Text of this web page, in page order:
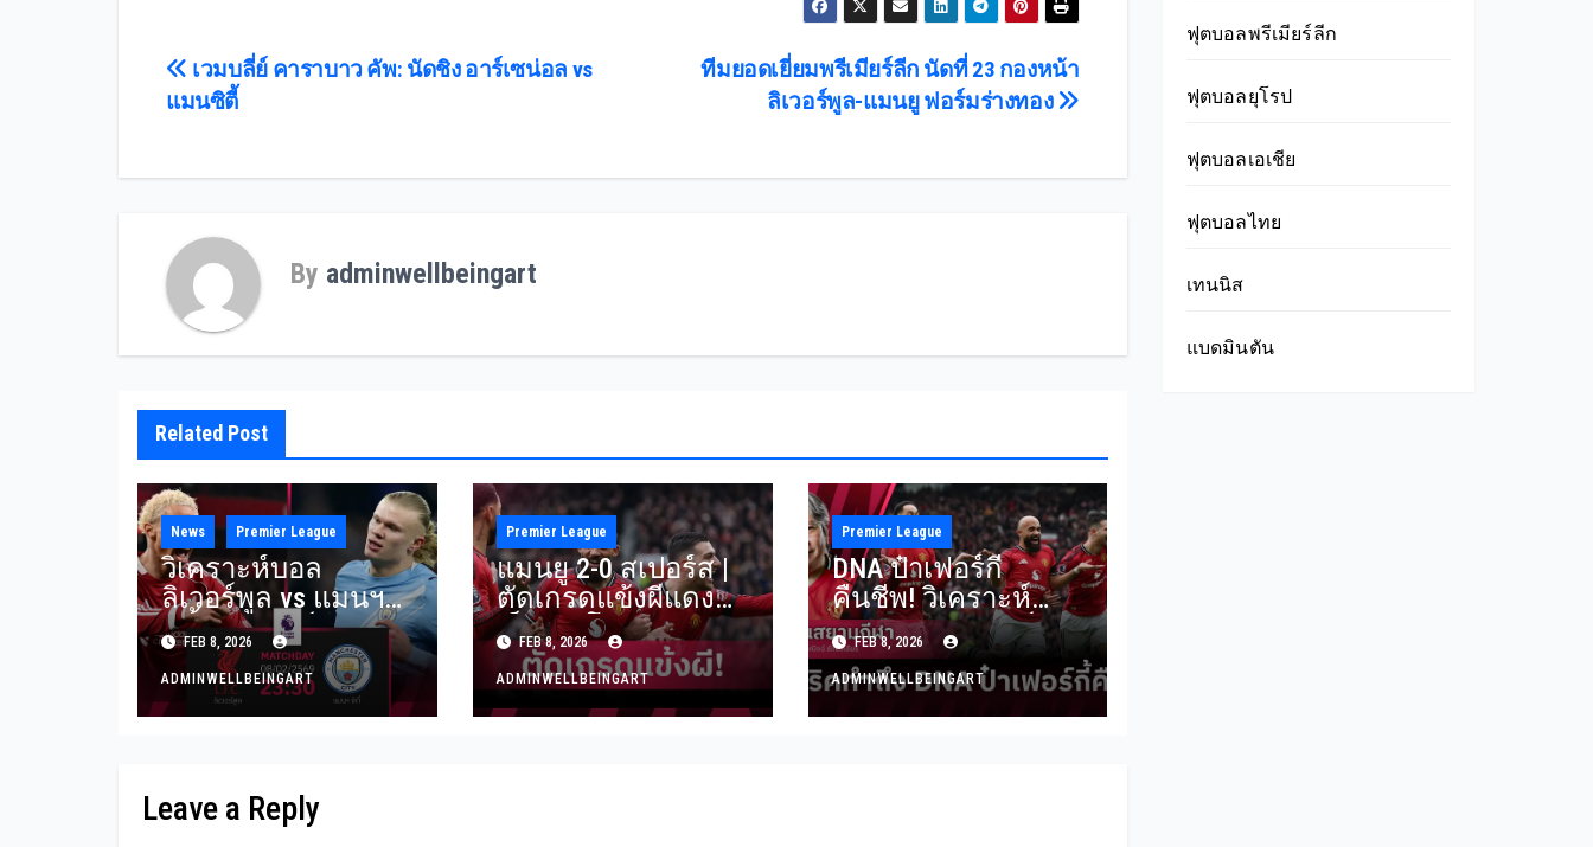
Post
ทีมยอดเยี่ยมพรีเมียร์ลีก นัดที่ 23 กองหน้า
ลิเวอร์พูล-แมนยู ฟอร์มร่างทอง
เวมบลี่ย์ คาราบาว คัพ: นัดชิง อาร์เซน่อล vs
แมนซิตี้
By adminwellbeingart
Related Post
News Premier League
วิเคราะห์บอล
ลิเวอร์พูล vs แมนฯ
ซิตี้ | พรีเมียร์ลีก 8
ก.พ. 2569
FEB 8, 2026
ADMINWELLBEINGART
Premier League
แมนยู 2-0 สเปอร์ส |
ตัดเกรดแข้งผีแดง
เอ็มเบอโม่-เมนู เด่น
สุด พรีเมียร์ลีก
FEB 8, 2026
ADMINWELLBEINGART
Premier League
DNA ป๋าเฟอร์กี้
คืนชีพ! วิเคราะห์
แมนยูชนะสเปอร์ส
จบสถิติเลวร้าย
FEB 8, 2026
ADMINWELLBEINGART
Leave a Reply
ฟุตบอลพรีเมียร์ลีก
ฟุตบอลยุโรป
ฟุตบอลเอเชีย
ฟุตบอลไทย
เทนนิส
แบดมินตัน